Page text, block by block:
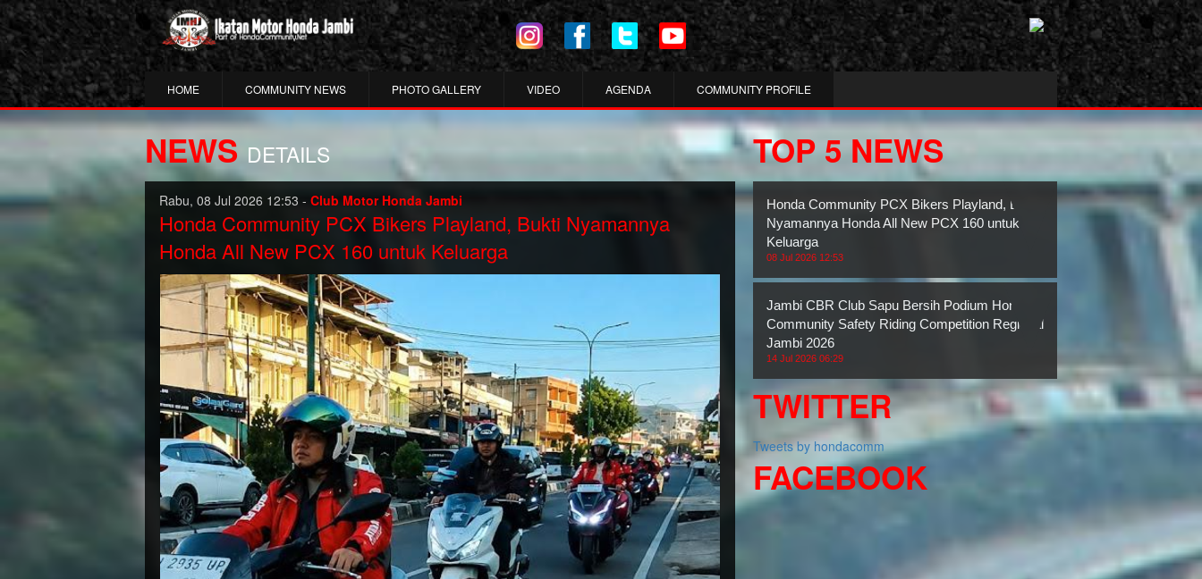
HOME COMMUNITY NEWS PHOTO GALLERY VIDEO AGENDA COMMUNITY PROFILE
NEWS DETAILS
Rabu, 08 Jul 2026 12:53 - Club Motor Honda Jambi
Honda Community PCX Bikers Playland, Bukti Nyamannya
Honda All New PCX 160 untuk Keluarga
TOP 5 NEWS
Honda Community PCX Bikers Playland, Bukti
Nyamannya Honda All New PCX 160 untuk
Keluarga
08 Jul 2026 12:53
Jambi CBR Club Sapu Bersih Podium Honda
Community Safety Riding Competition Regional
Jambi 2026
14 Jul 2026 06:29
TWITTER
Tweets by hondacomm
FACEBOOK